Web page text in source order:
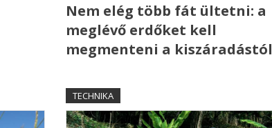
Nem elég több fát ültetni: a
meglévő erdőket kell
megmenteni a kiszáradástól
TECHNIKA